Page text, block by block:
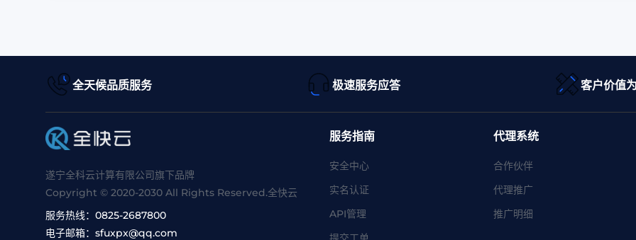
全天候品质服务 极速服务应答 客户价值
遂宁全科云计算有限公司旗下品牌
Copyright © 2020-2030 All Rights Reserved.全快云
服务热线： 0825-2687800
电子邮箱： sfuxpx@qq.com
服务指南
安全中心
实名认证
API管理
代理系统
合作伙伴
代理推广
推广明细